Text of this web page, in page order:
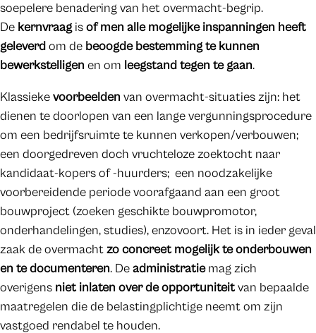
soepelere benadering van het overmacht-begrip.
De kernvraagisof men alle mogelijke inspanningen heeft
geleverd om de beoogde bestemming te kunnen
bewerkstelligen en om leegstand tegen te gaan.
Klassiekevoorbeelden van overmacht-situaties zijn: het
dienen te doorlopen van een lange vergunningsprocedure
om een bedrijfsruimte te kunnen verkopen/verbouwen;
een doorgedreven doch vruchteloze zoektocht naar
kandidaat-kopers of -huurders; een noodzakelijke
voorbereidende periode voorafgaand aan een groot
bouwproject (zoeken geschikte bouwpromotor,
onderhandelingen, studies), enzovoort. Het is in ieder geval
zaak de overmachtzo concreet mogelijk te onderbouwen
en te documenteren. Deadministratiemag zich
overigens niet inlaten over de opportuniteitvan bepaalde
maatregelen die de belastingplichtige neemt om zijn
vastgoed rendabel te houden.